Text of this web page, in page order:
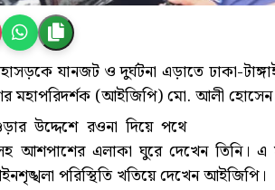
যানজট ও দুর্ঘটনা এড়াতে ঢাকা-
মহাপরিদর্শক (আইজিপি) মো. আলী
উদ্দেশে রওনা দিয়ে পথে
আশপাশের এলাকা ঘুরে দেখেন তিনি।
পরিস্থিতি খতিয়ে দেখেন আইজিপি।